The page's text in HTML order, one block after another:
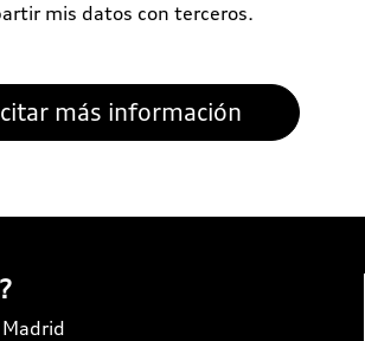
mis datos con terceros.